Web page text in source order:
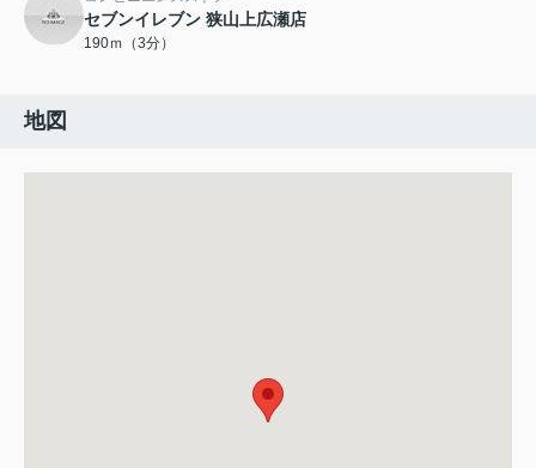
セブンイレブン 狭山上広瀬店
190ｍ（3分）
地図